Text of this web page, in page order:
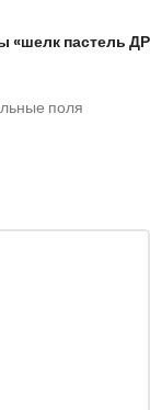
«шелк пастель ДР
поля